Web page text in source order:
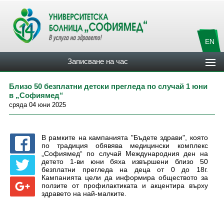
EN
Записване на час
Близо 50 безплатни детски прегледа по случай 1 юни
в „Софиямед“
сряда 04 юни 2025
В рамките на кампанията "Бъдете здрави", която
по традиция обявява медицински комплекс
„Софиямед“ по случай Международния ден на
детето 1-ви юни бяха извършени близо 50
безплатни прегледа на деца от 0 до 18г.
Кампанията цели да информира обществото за
ползите от профилактиката и акцентира върху
здравето на най-малките.